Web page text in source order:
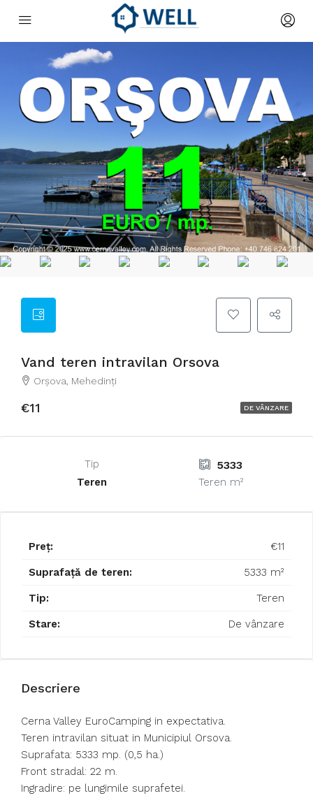
Vand teren intravilan Orsova
Orşova, Mehedinți
€11 DE VÂNZARE
Tip
Teren
5333
Teren m²
Preț: €11
Suprafață de teren: 5333 m²
Tip: Teren
Stare: De vânzare
Descriere
Cerna Valley EuroCamping in expectativa.
Teren intravilan situat in Municipiul Orsova.
Suprafata: 5333 mp. (0,5 ha.)
Front stradal: 22 m.
Ingradire: pe lungimile suprafetei.